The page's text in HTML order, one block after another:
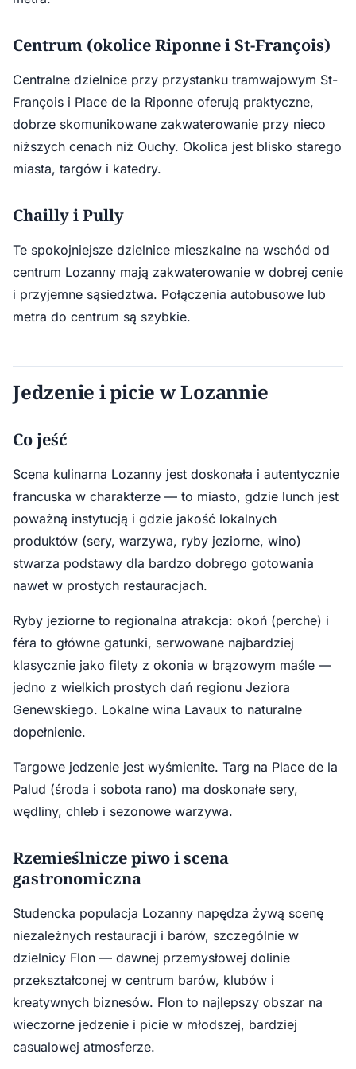
Centrum (okolice Riponne i St-François)
Centralne dzielnice przy przystanku tramwajowym St-
François i Place de la Riponne oferują praktyczne,
dobrze skomunikowane zakwaterowanie przy nieco
niższych cenach niż Ouchy. Okolica jest blisko starego
miasta, targów i katedry.
Chailly i Pully
Te spokojniejsze dzielnice mieszkalne na wschód od
centrum Lozanny mają zakwaterowanie w dobrej cenie
i przyjemne sąsiedztwa. Połączenia autobusowe lub
metra do centrum są szybkie.
Jedzenie i picie w Lozannie
Co jeść
Scena kulinarna Lozanny jest doskonała i autentycznie
francuska w charakterze — to miasto, gdzie lunch jest
poważną instytucją i gdzie jakość lokalnych
produktów (sery, warzywa, ryby jeziorne, wino)
stwarza podstawy dla bardzo dobrego gotowania
nawet w prostych restauracjach.
Ryby jeziorne to regionalna atrakcja: okoń (perche) i
féra to główne gatunki, serwowane najbardziej
klasycznie jako filety z okonia w brązowym maśle —
jedno z wielkich prostych dań regionu Jeziora
Genewskiego. Lokalne wina Lavaux to naturalne
dopełnienie.
Targowe jedzenie jest wyśmienite. Targ na Place de la
Palud (środa i sobota rano) ma doskonałe sery,
wędliny, chleb i sezonowe warzywa.
Rzemieślnicze piwo i scena
gastronomiczna
Studencka populacja Lozanny napędza żywą scenę
niezależnych restauracji i barów, szczególnie w
dzielnicy Flon — dawnej przemysłowej dolinie
przekształconej w centrum barów, klubów i
kreatywnych biznesów. Flon to najlepszy obszar na
wieczorne jedzenie i picie w młodszej, bardziej
casualowej atmosferze.